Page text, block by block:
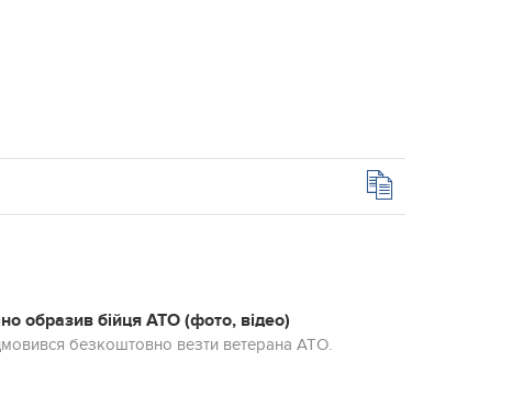
образив бійця АТО (фото, відео)
безкоштовно везти ветерана АТО.